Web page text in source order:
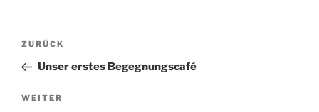
Beitragsnavigation
Vorheriger
Beitrag
ZURÜCK
Unser erstes Begegnungscafé
Nächster
WEITER